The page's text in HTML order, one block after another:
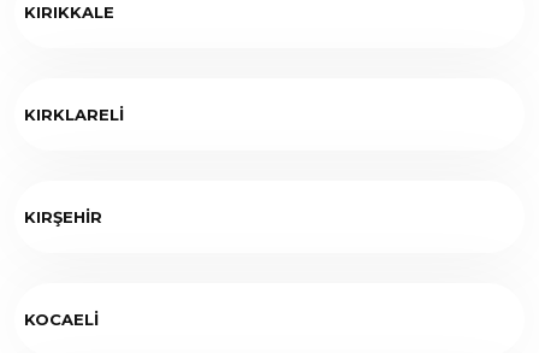
KIRIKKALE
KIRKLARELİ
KIRŞEHİR
KOCAELİ